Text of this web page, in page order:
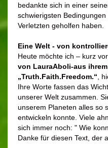
bedankte sich in einer
schwierigsten
Verletzten geholfen haben.
Eine Welt - von
Heute möchte ich – kurz
von LauraAboli-aus
„Truth.Faith.Freedom.“ ,
Ihre Worte fassen das
unserer Welt zusammen.
unserem Planeten alles so
entwickeln konnte. Viele
sich immer noch: " Wie
Danke für diesen Text, der